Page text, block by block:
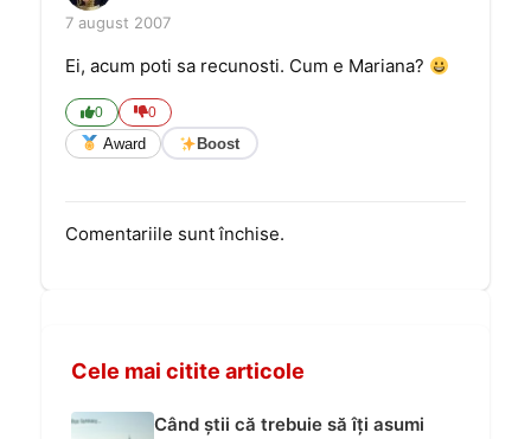
7 august 2007
Ei, acum poti sa recunosti. Cum e Mariana?
0 0
Award Boost
Comentariile sunt închise.
Cele mai citite articole
Când știi că trebuie să îți asumi